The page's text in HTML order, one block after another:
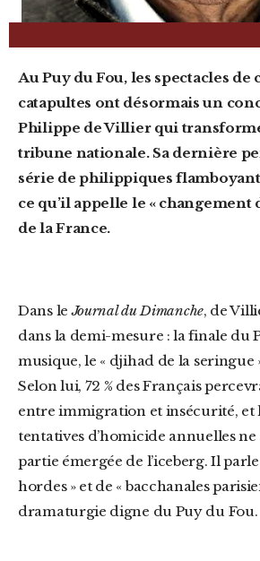
Au Puy du Fou, les spectacles de chevaliers et de
catapultes ont désormais un
Philippe de Villier qui
tribune nationale. Sa dernière
série de philippiques
ce qu’il appelle le « changement
de la France.
Dans leJournal du Dimanche, de
dans la demi-mesure : la finale du
musique, le « djihad de la seringue
Selon lui, 72 % des Français
entre immigration et insécurité, et
tentatives d’homicide annuelles
partie émergée de l’iceberg. Il
hordes » et de « bacchanales
dramaturgie digne du Puy du Fou.